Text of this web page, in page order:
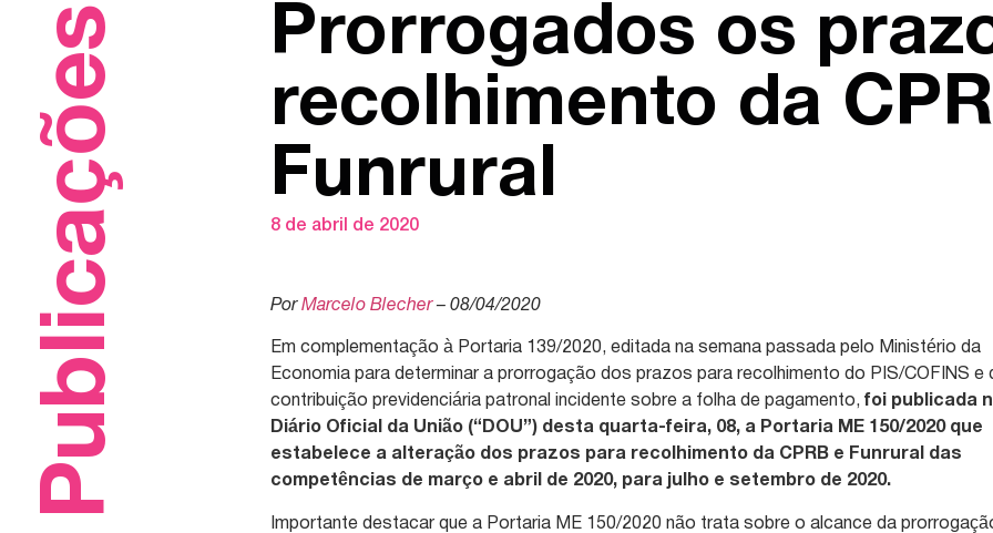
Publicações
Prorrogados os
recolhimento da
Funrural
8 de abril de 2020
PorMarcelo Blecher– 08/04/2020
Em complementação à Portaria 139/2020, editada na semana passada pelo Ministério da
Economia para determinar a prorrogação dos prazos para recolhimento do PIS/COFINS e
contribuição previdenciária patronal incidente sobre a folha de pagamento,foi publicada
Diário Oficial da União (“DOU”) desta quarta-feira, 08, a Portaria ME 150/2020 que
estabelece a alteração dos prazos para recolhimento da CPRB e Funrural das
competências de março e abril de 2020, para julho e setembro de 2020.
Importante destacar que a Portaria ME 150/2020 não trata sobre o alcance da